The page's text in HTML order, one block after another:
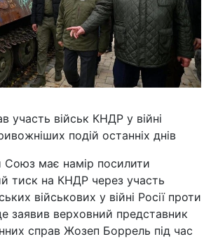
участь військ КНДР у війні
подій останніх днів
Союз має намір посилити
тиск на КНДР через участь
військових у війні Росії проти
заявив верховний представник
справ Жозеп Боррель під час